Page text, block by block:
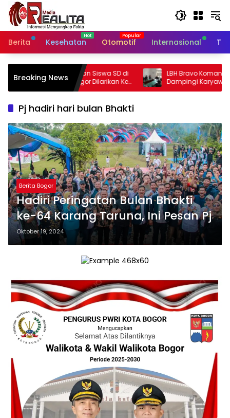
Langsung
konten
Berita
Kesehatan Otomotif Internasional
Breaking News
SD di
Dilarikan Ke
LBH Bravo Komando Bogor Raya
Dampingi Karyawan PT ACL dalam
Sengketa PHK di Disnaker Kabupaten
Pj hadiri hari bulan Bhakti
Berita Bogor
Hadiri Peringatan Bulan Bhakti
ke-64 Karang Taruna, Ini Pesan Pj
Oktober 19, 2024